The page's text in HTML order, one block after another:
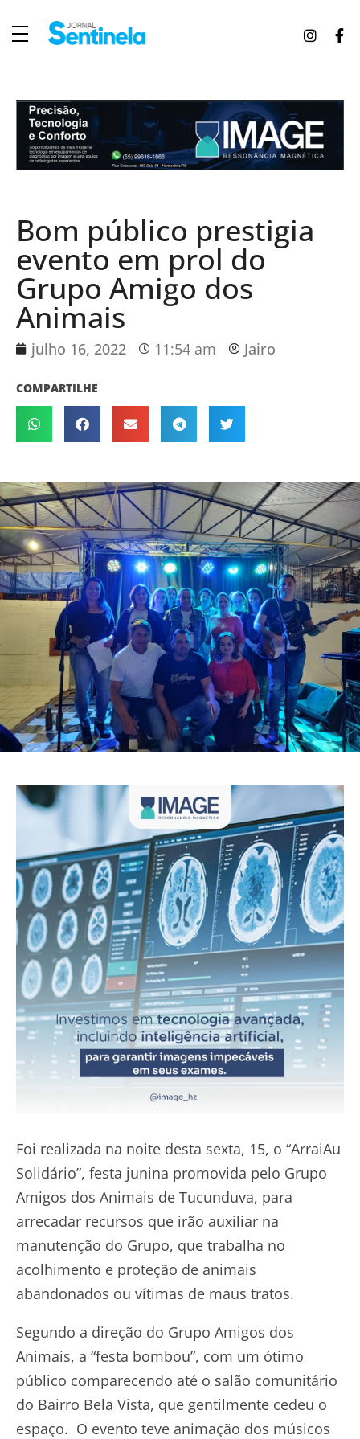
Bom público prestigia
evento em prol do
Grupo Amigo dos
Animais
julho 16, 2022 11:54 am Jairo
COMPARTILHE
Foi realizada na noite desta sexta, 15, o “ArraiAu
Solidário”, festa junina promovida pelo Grupo
Amigos dos Animais de Tucunduva, para
arrecadar recursos que irão auxiliar na
manutenção do Grupo, que trabalha no
acolhimento e proteção de animais
abandonados ou vítimas de maus tratos.
Segundo a direção do Grupo Amigos dos
Animais, a “festa bombou”, com um ótimo
público comparecendo até o salão comunitário
do Bairro Bela Vista, que gentilmente cedeu o
espaço. O evento teve animação dos músicos